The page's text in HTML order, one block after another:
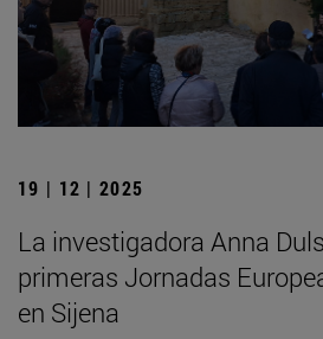
19 | 12 | 2025
La investigadora Anna
primeras Jornadas
en Sijena